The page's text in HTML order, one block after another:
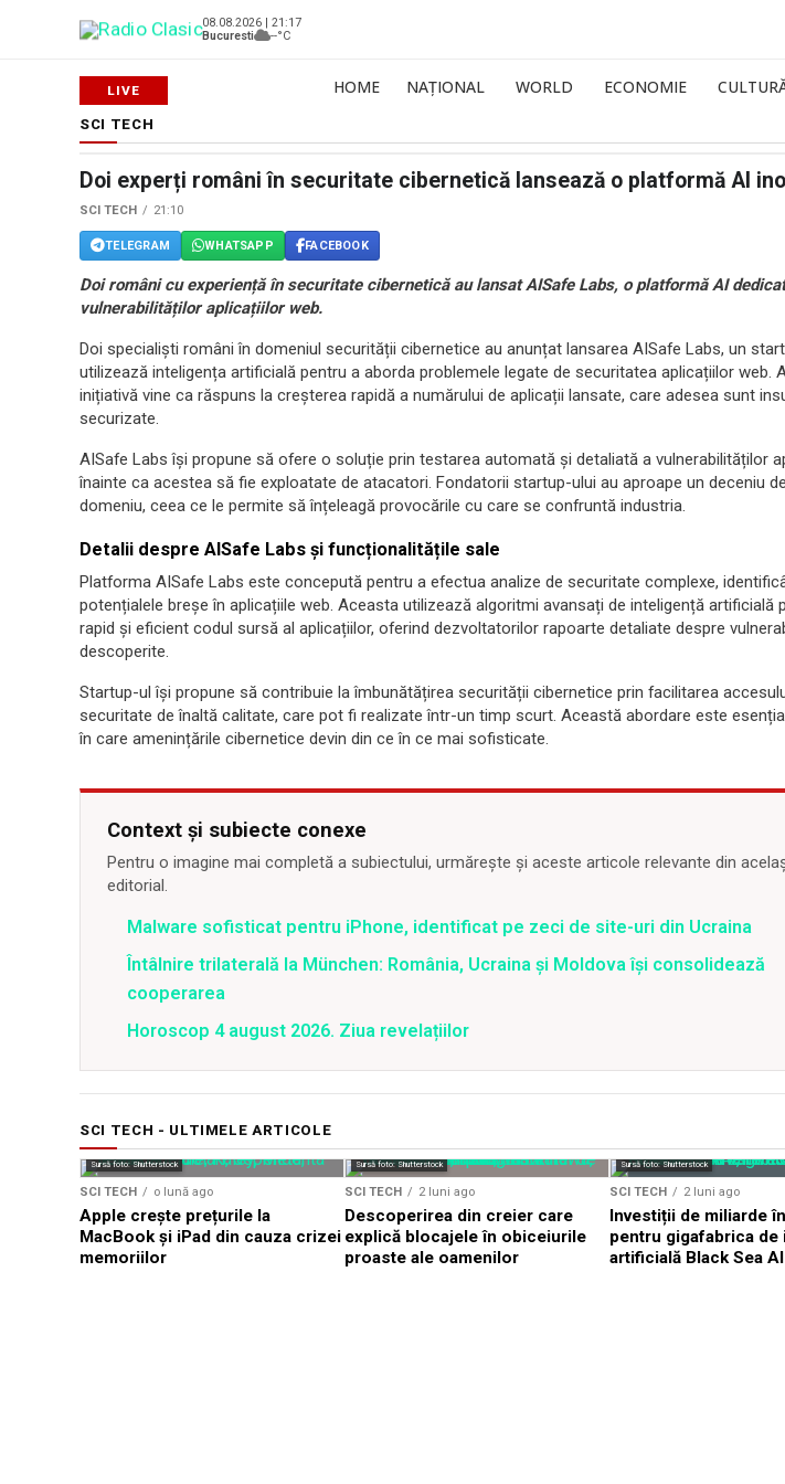
08.08.2026 | 21:17
Bucuresti
--°C
HOME NAȚIONAL WORLD ECONOMIE
SCI TECH
Doi experți români în securitate cibernetică lansează o platformă AI
SCI TECH 21:10
TELEGRAM WHATSAPP FACEBOOK
Doi români cu experiență în securitate cibernetică au lansat AISafe Labs, o platformă AI
vulnerabilităților aplicațiilor web.
Doi specialiști români în domeniul securității cibernetice au anunțat lansarea AISafe Labs, un
utilizează inteligența artificială pentru a aborda problemele legate de securitatea aplicațiilor web.
inițiativă vine ca răspuns la creșterea rapidă a numărului de aplicații lansate, care adesea sunt
securizate.
AISafe Labs își propune să ofere o soluție prin testarea automată și detaliată a vulnerabilităților
înainte ca acestea să fie exploatate de atacatori. Fondatorii startup-ului au aproape un deceniu
domeniu, ceea ce le permite să înțeleagă provocările cu care se confruntă industria.
Detalii despre AISafe Labs și funcționalitățile sale
Platforma AISafe Labs este concepută pentru a efectua analize de securitate complexe,
potențialele breșe în aplicațiile web. Aceasta utilizează algoritmi avansați de inteligență artificială
rapid și eficient codul sursă al aplicațiilor, oferind dezvoltatorilor rapoarte detaliate despre
descoperite.
Startup-ul își propune să contribuie la îmbunătățirea securității cibernetice prin facilitarea
securitate de înaltă calitate, care pot fi realizate într-un timp scurt. Această abordare este
în care amenințările cibernetice devin din ce în ce mai sofisticate.
Context și subiecte conexe
Pentru o imagine mai completă a subiectului, urmărește și aceste articole relevante din
editorial.
Malware sofisticat pentru iPhone, identificat pe zeci de site-uri din Ucraina
Întâlnire trilaterală la München: România, Ucraina și Moldova își consolidează
cooperarea
Horoscop 4 august 2026. Ziua revelațiilor
SCI TECH - ULTIMELE ARTICOLE
Sursă foto: Shutterstock
SCI TECH o lună ago
Apple crește prețurile la
MacBook și iPad din cauza crizei
memoriilor
Sursă foto: Shutterstock
SCI TECH 2 luni ago
Descoperirea din creier care
explică blocajele în obiceiurile
proaste ale oamenilor
Sursă foto: Shutterstock
SCI TECH 2 luni ago
Investiții de miliarde
pentru gigafabrica de
artificială Black Sea AI